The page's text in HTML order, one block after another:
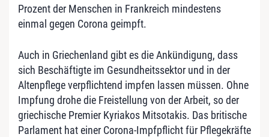
Prozent der Menschen in Frankreich mindestens
einmal gegen Corona geimpft.
Auch in Griechenland gibt es die Ankündigung, dass
sich Beschäftigte im Gesundheitssektor und in der
Altenpflege verpflichtend impfen lassen müssen. Ohne
Impfung drohe die Freistellung von der Arbeit, so der
griechische Premier Kyriakos Mitsotakis. Das britische
Parlament hat einer Corona-Impfpflicht für Pflegekräfte